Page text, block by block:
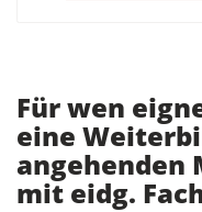
Für wen
eine
mit eidg.